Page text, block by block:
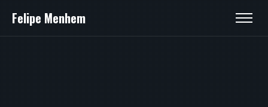
Felipe Menhem